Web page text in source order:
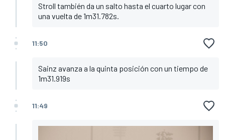
Stroll también da un salto hasta el cuarto lugar con
una vuelta de 1m31.782s.
11:50
Sainz avanza a la quinta posición con un tiempo de
1m31.919s
11:49